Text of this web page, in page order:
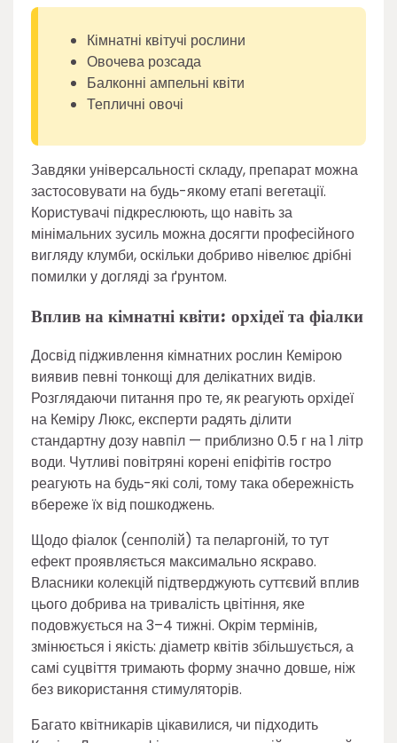
Кімнатні квітучі рослини
Овочева розсада
Балконні ампельні квіти
Тепличні овочі
Завдяки універсальності складу, препарат можна
застосовувати на будь-якому етапі вегетації.
Користувачі підкреслюють, що навіть за
мінімальних зусиль можна досягти професійного
вигляду клумби, оскільки добриво нівелює дрібні
помилки у догляді за ґрунтом.
Вплив на кімнатні квіти: орхідеї та фіалки
Досвід підживлення кімнатних рослин Кемірою
виявив певні тонкощі для делікатних видів.
Розглядаючи питання про те, як реагують орхідеї
на Кеміру Люкс, експерти радять ділити
стандартну дозу навпіл — приблизно 0.5 г на 1 літр
води. Чутливі повітряні корені епіфітів гостро
реагують на будь-які солі, тому така обережність
вбереже їх від пошкоджень.
Щодо фіалок (сенполій) та пеларгоній, то тут
ефект проявляється максимально яскраво.
Власники колекцій підтверджують суттєвий вплив
цього добрива на тривалість цвітіння, яке
подовжується на 3–4 тижні. Окрім термінів,
змінюється і якість: діаметр квітів збільшується, а
самі суцвіття тримають форму значно довше, ніж
без використання стимуляторів.
Багато квітникарів цікавилися, чи підходить